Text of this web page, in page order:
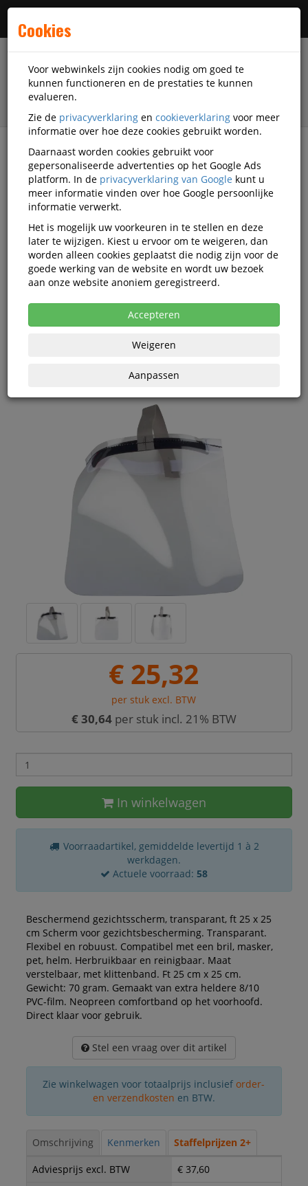
filter
Veiligheidsartikelen
Adembescherming
Disposable stofmaskers
DiscountOffice Beschermend
gezichtsscherm, transparant, ft 25
x 25 cm
Korting vanaf aankoop 2 eenheden, zie
Vanaf € 24,91 excl. BTW bij aankoop van minimaal 5
€ 25,32
per stuk excl. BTW
€ 30,64per stuk incl. 21% BTW
In winkelwagen
Voorraadartikel, gemiddelde levertijd 1 à 2
werkdagen.
Actuele voorraad: 58
Beschermend gezichtsscherm, transparant, ft 25 x 25
cm Scherm voor gezichtsbescherming. Transparant.
Flexibel en robuust. Compatibel met een bril, masker,
pet, helm. Herbruikbaar en reinigbaar. Maat
verstelbaar, met klittenband. Ft 25 cm x 25 cm.
Gewicht: 70 gram. Gemaakt van extra heldere 8/10
PVC-film. Neopreen comfortband op het voorhoofd.
Direct klaar voor gebruik.
Stel een vraag over dit artikel
Zie winkelwagen voor totaalprijs inclusief order-
en verzendkosten en BTW.
Omschrijving Kenmerken Staffelprijzen 2+
Adviesprijs excl. BTW
€ 37,60
Cookies
Voor webwinkels zijn cookies nodig om goed te
kunnen functioneren en de prestaties te kunnen
evalueren.
Zie de privacyverklaring en cookieverklaring voor meer
informatie over hoe deze cookies gebruikt worden.
Daarnaast worden cookies gebruikt voor
gepersonaliseerde advertenties op het Google Ads
platform. In de privacyverklaring van Google kunt u
meer informatie vinden over hoe Google persoonlijke
informatie verwerkt.
Het is mogelijk uw voorkeuren in te stellen en deze
later te wijzigen. Kiest u ervoor om te weigeren, dan
worden alleen cookies geplaatst die nodig zijn voor de
goede werking van de website en wordt uw bezoek
aan onze website anoniem geregistreerd.
Accepteren
Weigeren
Aanpassen